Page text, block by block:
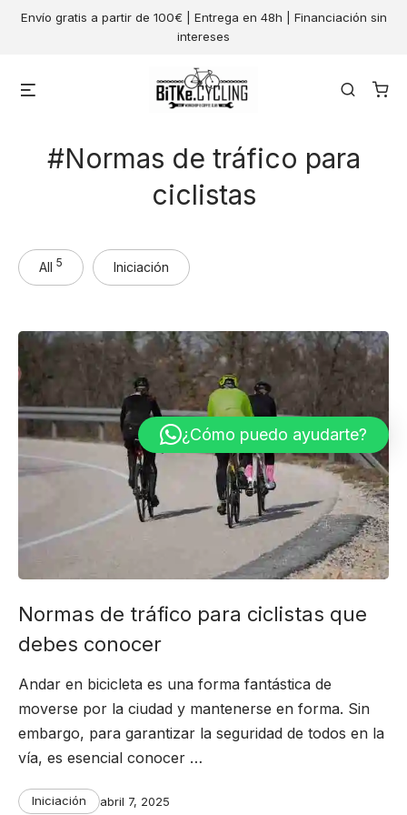
SkipEnvío gratis a partir de 100€ | Entrega en 48h | Financiación sin
intereses
Search
Normas de tráfico para
ciclistas
All 5 Iniciación
Normas de tráfico para ciclistas que
debes conocer
Andar en bicicleta es una forma fantástica de
moverse por la ciudad y mantenerse en forma. Sin
embargo, para garantizar la seguridad de todos en la
vía, es esencial conocer …
Categories
Iniciación
Post
abril 7, 2025
¿Cómo puedo ayudarte?